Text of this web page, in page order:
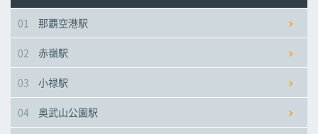
おもろまち駅
おもろまち駅
おもろまち駅
01 那覇空港駅
02 赤嶺駅
03 小禄駅
04 奥武山公園駅